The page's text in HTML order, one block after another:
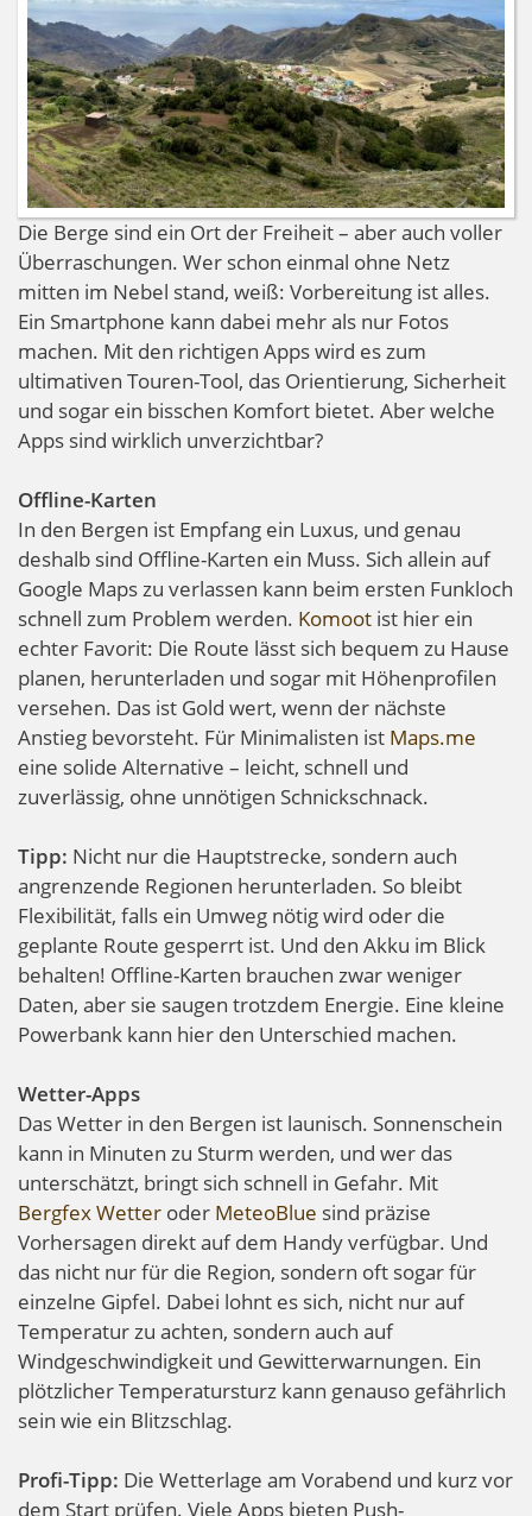
Die Berge sind ein Ort der Freiheit – aber auch voller
Überraschungen. Wer schon einmal ohne Netz
mitten im Nebel stand, weiß: Vorbereitung ist alles.
Ein Smartphone kann dabei mehr als nur Fotos
machen. Mit den richtigen Apps wird es zum
ultimativen Touren-Tool, das Orientierung, Sicherheit
und sogar ein bisschen Komfort bietet. Aber welche
Apps sind wirklich unverzichtbar?
Offline-Karten
In den Bergen ist Empfang ein Luxus, und genau
deshalb sind Offline-Karten ein Muss. Sich allein auf
Google Maps zu verlassen kann beim ersten Funkloch
schnell zum Problem werden. Komoot ist hier ein
echter Favorit: Die Route lässt sich bequem zu Hause
planen, herunterladen und sogar mit Höhenprofilen
versehen. Das ist Gold wert, wenn der nächste
Anstieg bevorsteht. Für Minimalisten ist Maps.me
eine solide Alternative – leicht, schnell und
zuverlässig, ohne unnötigen Schnickschnack.
Tipp: Nicht nur die Hauptstrecke, sondern auch
angrenzende Regionen herunterladen. So bleibt
Flexibilität, falls ein Umweg nötig wird oder die
geplante Route gesperrt ist. Und den Akku im Blick
behalten! Offline-Karten brauchen zwar weniger
Daten, aber sie saugen trotzdem Energie. Eine kleine
Powerbank kann hier den Unterschied machen.
Wetter-Apps
Das Wetter in den Bergen ist launisch. Sonnenschein
kann in Minuten zu Sturm werden, und wer das
unterschätzt, bringt sich schnell in Gefahr. Mit
Bergfex Wetter oder MeteoBlue sind präzise
Vorhersagen direkt auf dem Handy verfügbar. Und
das nicht nur für die Region, sondern oft sogar für
einzelne Gipfel. Dabei lohnt es sich, nicht nur auf
Temperatur zu achten, sondern auch auf
Windgeschwindigkeit und Gewitterwarnungen. Ein
plötzlicher Temperatursturz kann genauso gefährlich
sein wie ein Blitzschlag.
Profi-Tipp: Die Wetterlage am Vorabend und kurz vor
dem Start prüfen. Viele Apps bieten Push-